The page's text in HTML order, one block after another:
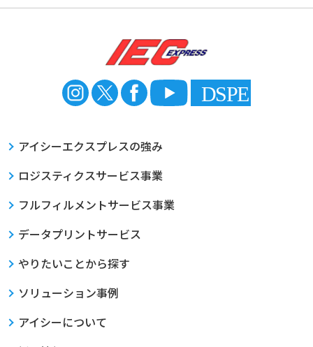
アイシーエクスプレスの強み
ロジスティクスサービス事業
フルフィルメントサービス事業
データプリントサービス
やりたいことから探す
ソリューション事例
アイシーについて